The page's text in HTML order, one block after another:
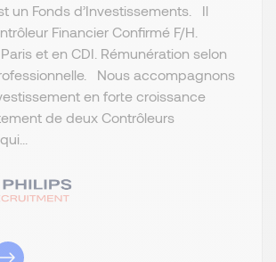
un Fonds d’Investissements. Il
Financier Confirmé F/H.
et en CDI. Rémunération selon
Nous accompagnons
en forte croissance
de deux Contrôleurs